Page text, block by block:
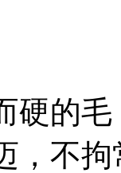
硬的
，不拘